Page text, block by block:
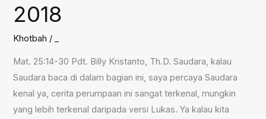
2018
Khotbah /
Mat. 25:14-30 Pdt. Billy Kristanto, Th.D. Saudara, kalau
Saudara baca di dalam bagian ini, saya percaya Saudara
kenal ya, cerita perumpaan ini sangat terkenal, mungkin
yang lebih terkenal daripada versi Lukas. Ya kalau kita